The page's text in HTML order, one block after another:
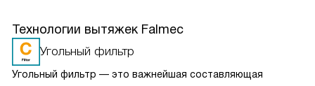
Технологии вытяжек Falmec
Угольный фильтр
Угольный фильтр — это важнейшая составляющая